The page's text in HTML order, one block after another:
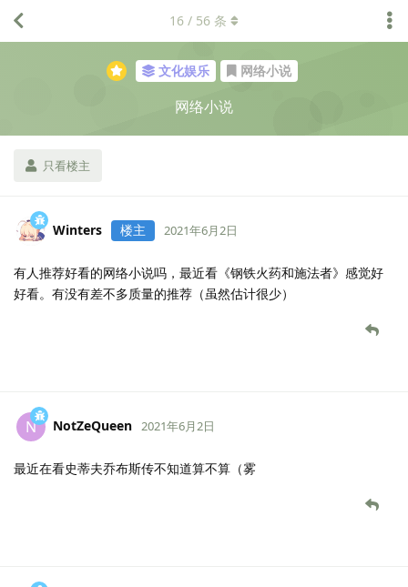
文化娱乐 网络小说
网络小说
只看楼主
16 / 56 条
Winters 楼主 2021年6月2日
有人推荐好看的网络小说吗，最近看《钢铁火药和施法者》感觉好
好看。有没有差不多质量的推荐（虽然估计很少）
N NotZeQueen 2021年6月2日
最近在看史蒂夫乔布斯传不知道算不算（雾